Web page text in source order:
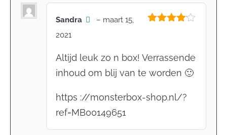
Sandra – maart 15,
2021
Altijd leuk zo n box! Verrassende
inhoud om blij van te worden 🙂
https ://monsterbox-shop.nl/?
ref=MB00149651